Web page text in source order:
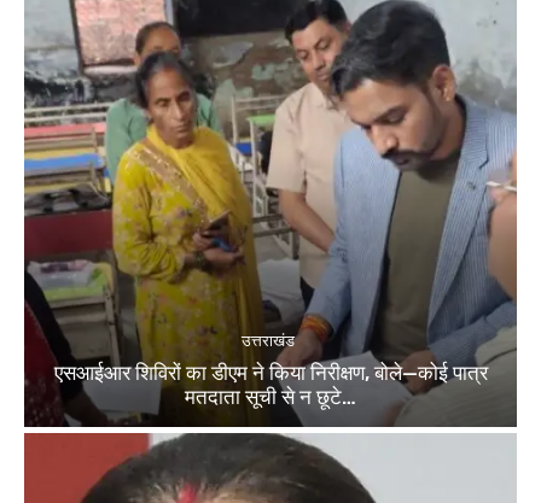
उत्तराखंड
एसआईआर शिविरों का डीएम ने किया निरीक्षण, बोले—कोई पात्र
मतदाता सूची से न छूटे…